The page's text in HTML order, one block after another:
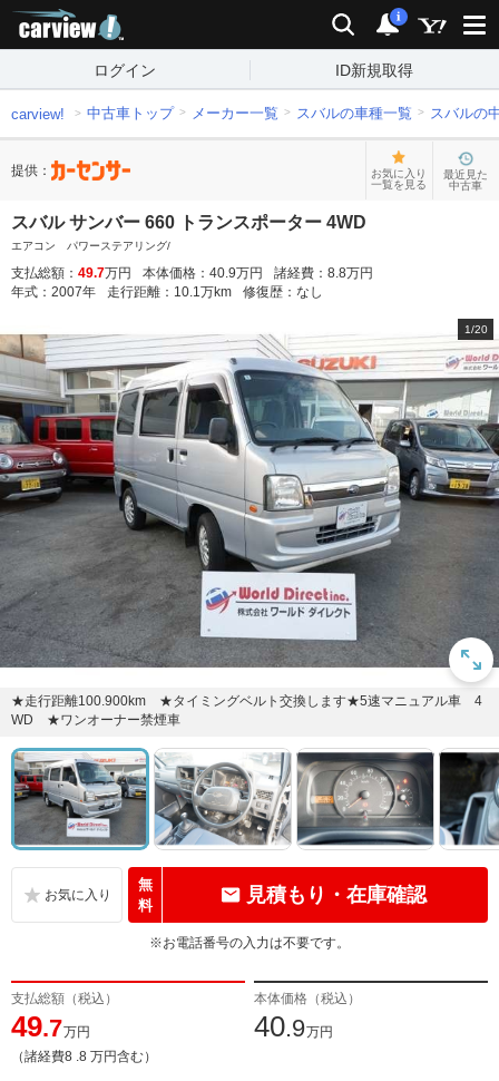
検索 通知
i
ログイン ID新規取得
carview! 中古車トップ メーカー一覧 スバルの車種一覧 スバルの
提供：
お気に入り
一覧を見る
最近見た
中古車
スバル サンバー 660 トランスポーター 4WD
エアコン パワーステアリング/
支払総額： 49.7万円 本体価格： 40.9万円 諸経費： 8.8万円
年式： 2007年 走行距離： 10.1万km 修復歴： なし
1/20
★走行距離100.900km ★タイミングベルト交換します★5速マニュアル車 4
WD ★ワンオーナー禁煙車
無
料
見積もり・在庫確認
※お電話番号の入力は不要です。
支払総額（税込）
49.7万円
（諸経費8 .8 万円含む）
本体価格（税込）
40.9万円